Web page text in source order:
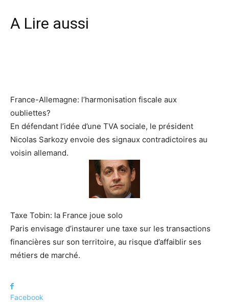
A Lire aussi
France-Allemagne: l’harmonisation fiscale aux
oubliettes?
En défendant l’idée d’une TVA sociale, le président
Nicolas Sarkozy envoie des signaux contradictoires au
voisin allemand.
Taxe Tobin: la France joue solo
Paris envisage d’instaurer une taxe sur les transactions
financières sur son territoire, au risque d’affaiblir ses
métiers de marché.
Facebook